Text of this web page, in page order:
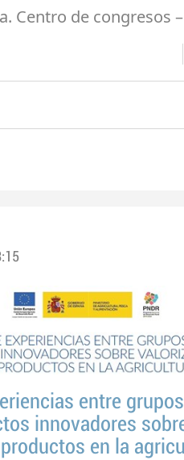
Centro de congresos
entre grupos
innovadores
en la